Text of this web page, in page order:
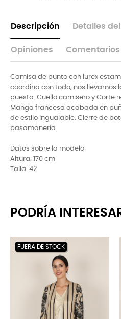
Descripción Detalles
Opiniones Comentarios
Camisa de punto con lurex
coordina con todo, nos llevamos
puesta. Cuello camisero y Corte
Manga francesa acabada en
de estilo ingualable. Cierre de
pasamanería.
Datos sobre la modelo
Altura: 170 cm
Talla: 42
PODRÍA
FUERA DE STOCK